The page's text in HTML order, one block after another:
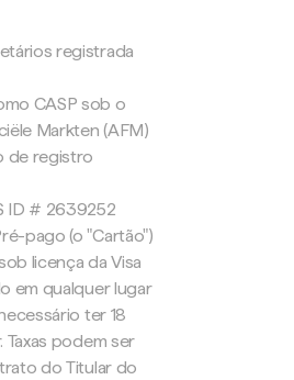
registrada
CASP sob o
Markten (AFM)
de registro
ID # 2639252
pago (o "Cartão")
licença da Visa
em qualquer lugar
ter 18
Taxas podem ser
do Titular do